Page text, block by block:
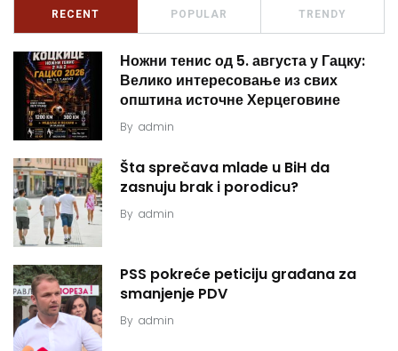
RECENT POPULAR TRENDY
Ножни тенис од 5. августа у Гацку:
Велико интересовање из свих
општина источне Херцеговине
By admin
Šta sprečava mlade u BiH da
zasnuju brak i porodicu?
By admin
PSS pokreće peticiju građana za
smanjenje PDV
By admin